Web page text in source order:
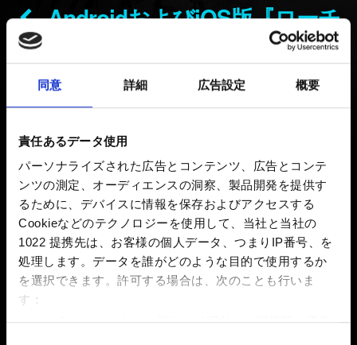
同意 詳細 広告設定 概要
責任あるデータ使用
パーソナライズされた広告とコンテンツ、広告とコンテ
ンツの測定、オーディエンスの洞察、製品開発を提供す
るために、デバイスに情報を保存およびアクセスする
Cookieなどのテクノロジーを使用して、当社と当社の
1022 提携先は、お客様の個人データ、つまりIP番号、を
処理します。データを誰がどのような目的で使用するか
を選択できます。 許可する場合は、次のことも行いま
す：
数メートル以内の誤差の地理的な位置情報を収集
AndroidおよびiOS版『ローチ
レース』のアップデート配信！
新着 7ヶ月前 更新 7ヶ月前
AndroidおよびiOS版『ローチレース』のアップデート配
信！実装される主な変更点は下記をご確認ください：
Unity に関連するセキュリティ問題を修正しました。
エンジンをアップグレードし、パフォーマンス、安定
性、最新機能との互換性を向上
[Android] APIをアップグレードし、新しいAndroidバ
ージョンとの互換性を確保